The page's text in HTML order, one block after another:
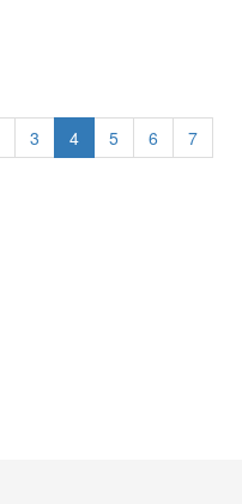
3 4 5 6
7